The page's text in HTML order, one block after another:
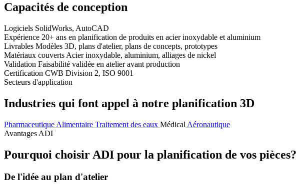
Capacités de conception
Logiciels SolidWorks, AutoCAD
Expérience 20+ ans en planification de produits en acier inoxydable et aluminium
Livrables Modèles 3D, plans d'atelier, plans de concepts, prototypes
Matériaux couverts Acier inoxydable, aluminium, alliages de nickel
Validation Faisabilité validée en atelier avant production
Certification CWB Division 2, ISO 9001
Secteurs d'application
Industries qui font appel à notre planification 3D
Pharmaceutique Alimentaire Traitement des eaux Médical Aéronautique
Avantages ADI
Pourquoi choisir ADI pour la planification de vos pièces?
De l'idée au plan d'atelier